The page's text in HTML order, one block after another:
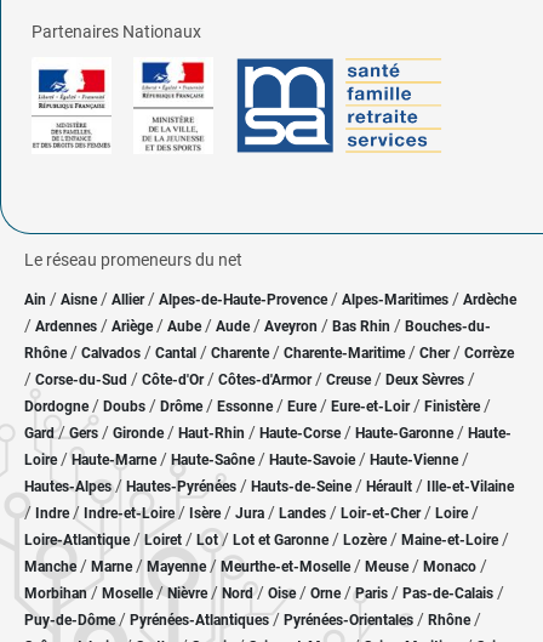
Partenaires Nationaux
Le réseau promeneurs du net
Ain / Aisne/ Allier/ Alpes-de-Haute-Provence / Alpes-Maritimes / Ardèche
/ Ardennes / Ariège/ Aube/ Aude / Aveyron / Bas Rhin / Bouches-du-
Rhône/ Calvados / Cantal / Charente / Charente-Maritime/ Cher / Corrèze
/ Corse-du-Sud / Côte-d'Or / Côtes-d'Armor/ Creuse/ Deux Sèvres /
Dordogne/ Doubs / Drôme/ Essonne / Eure/ Eure-et-Loir / Finistère/
Gard/Gers / Gironde/ Haut-Rhin / Haute-Corse/ Haute-Garonne/ Haute-
Loire/Haute-Marne/ Haute-Saône/ Haute-Savoie/ Haute-Vienne/
Hautes-Alpes/ Hautes-Pyrénées / Hauts-de-Seine/ Hérault / Ille-et-Vilaine
/ Indre/ Indre-et-Loire/ Isère/ Jura / Landes / Loir-et-Cher/ Loire/
Loire-Atlantique/ Loiret / Lot/ Lot et Garonne/ Lozère / Maine-et-Loire/
Manche/ Marne/ Mayenne/ Meurthe-et-Moselle/ Meuse/ Monaco /
Morbihan/ Moselle/ Nièvre / Nord/ Oise / Orne/Paris / Pas-de-Calais /
Puy-de-Dôme/ Pyrénées-Atlantiques / Pyrénées-Orientales / Rhône/